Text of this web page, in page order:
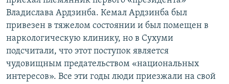
Владислава Ардзинба. Кемал Ардзинба был
привезен в тяжелом состоянии и был помещен в
наркологическую клинику, но в Сухуми
подсчитали, что этот поступок является
чудовищным предательством «национальных
интересов». Все эти годы люди приезжали на свой